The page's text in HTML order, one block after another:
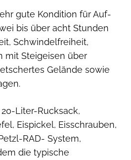
gute Kondition für Auf-
bis über acht Stunden
Schwindelfreiheit,
mit Steigeisen über
Gelände sowie
Liter-Rucksack,
Eispickel, Eisschrauben,
RAD- System,
die typische